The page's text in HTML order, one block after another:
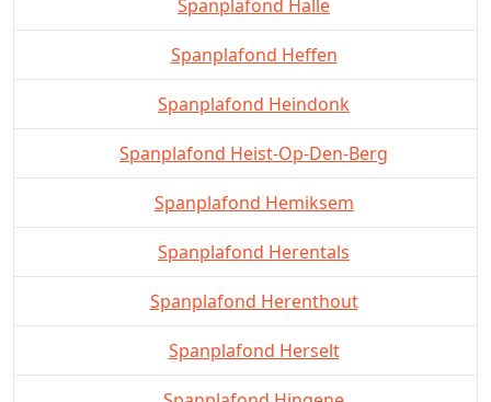
Spanplafond Halle
Spanplafond Heffen
Spanplafond Heindonk
Spanplafond Heist-Op-Den-Berg
Spanplafond Hemiksem
Spanplafond Herentals
Spanplafond Herenthout
Spanplafond Herselt